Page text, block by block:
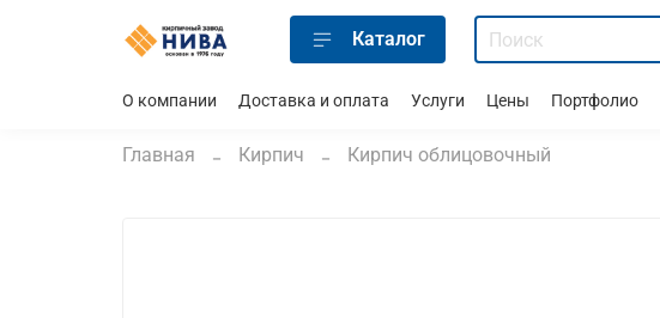
Каталог
О компании Доставка и оплата Услуги Цены Портфолио
Главная Кирпич Кирпич облицовочный